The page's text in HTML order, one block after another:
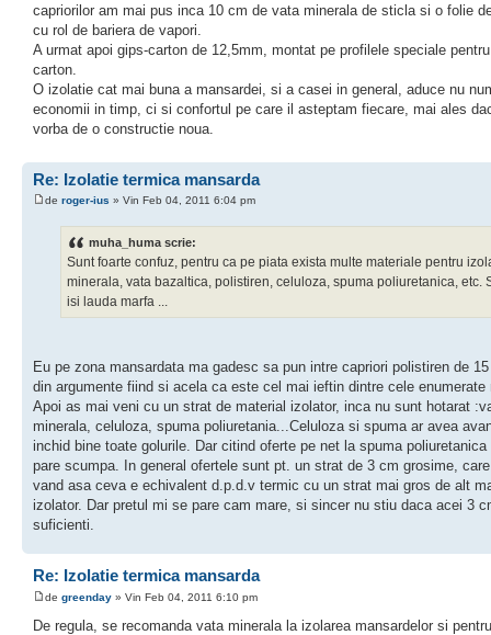
capriorilor am mai pus inca 10 cm de vata minerala de sticla si o folie
cu rol de bariera de vapori.
A urmat apoi gips-carton de 12,5mm, montat pe profilele speciale
carton.
O izolatie cat mai buna a mansardei, si a casei in general, aduce nu
economii in timp, ci si confortul pe care il asteptam fiecare, mai ales
vorba de o constructie noua.
Re: Izolatie termica mansarda
de roger-ius » Vin Feb 04, 2011 6:04 pm
muha_huma scrie:
Sunt foarte confuz, pentru ca pe piata exista multe materiale pentru
minerala, vata bazaltica, polistiren, celuloza, spuma poliuretanica, etc.
isi lauda marfa ...
Eu pe zona mansardata ma gadesc sa pun intre capriori polistiren de
din argumente fiind si acela ca este cel mai ieftin dintre cele enumerate
Apoi as mai veni cu un strat de material izolator, inca nu sunt hotarat
minerala, celuloza, spuma poliuretania...Celuloza si spuma ar avea
inchid bine toate golurile. Dar citind oferte pe net la spuma poliuretanica
pare scumpa. In general ofertele sunt pt. un strat de 3 cm grosime,
vand asa ceva e echivalent d.p.d.v termic cu un strat mai gros de alt
izolator. Dar pretul mi se pare cam mare, si sincer nu stiu daca acei 3
suficienti.
Re: Izolatie termica mansarda
de greenday » Vin Feb 04, 2011 6:10 pm
De regula, se recomanda vata minerala la izolarea mansardelor si